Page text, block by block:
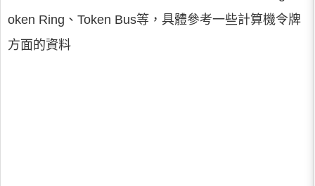
oken Ring、Token Bus等，具體參考一些計算機令牌
方面的資料